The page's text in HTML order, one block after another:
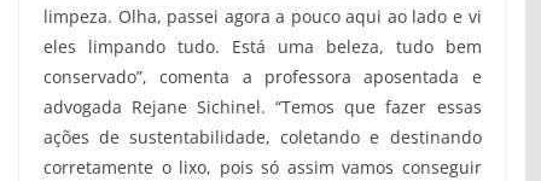
limpeza. Olha, passei agora a pouco aqui ao lado e vi
eles limpando tudo. Está uma beleza, tudo bem
conservado”, comenta a professora aposentada e
advogada Rejane Sichinel. “Temos que fazer essas
ações de sustentabilidade, coletando e destinando
corretamente o lixo, pois só assim vamos conseguir